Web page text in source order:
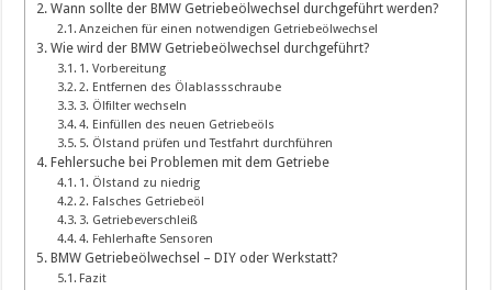
Wann sollte der BMW Getriebeölwechsel durchgeführt werden?
Anzeichen für einen notwendigen Getriebeölwechsel
Wie wird der BMW Getriebeölwechsel durchgeführt?
1. Vorbereitung
2. Entfernen des Ölablassschraube
3. Ölfilter wechseln
4. Einfüllen des neuen Getriebeöls
5. Ölstand prüfen und Testfahrt durchführen
Fehlersuche bei Problemen mit dem Getriebe
1. Ölstand zu niedrig
2. Falsches Getriebeöl
3. Getriebeverschleiß
4. Fehlerhafte Sensoren
BMW Getriebeölwechsel – DIY oder Werkstatt?
Fazit